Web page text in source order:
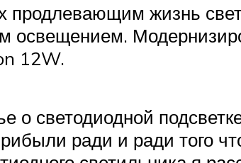
продлевающим жизнь
освещением.
12W.
светодиодной
ради и ради того